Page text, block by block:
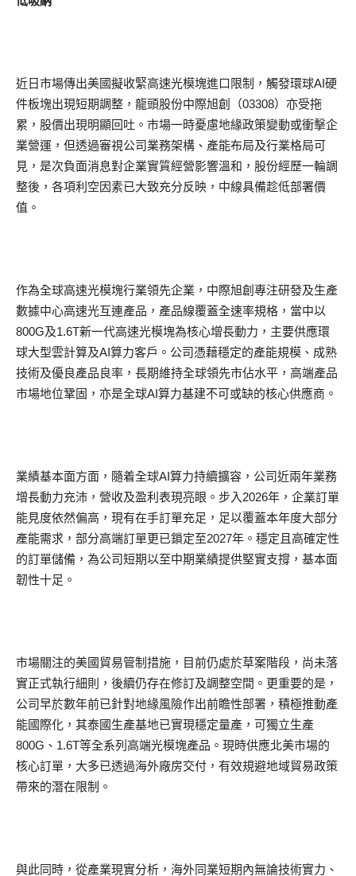
近日市場傳出美國擬收緊高速光模塊進口限制，觸發環球AI硬
件板塊出現短期調整，龍頭股份中際旭創（03308）亦受拖
累，股價出現明顯回吐。市場一時憂慮地緣政策變動或衝擊企
業營運，但透過審視公司業務架構、產能布局及行業格局可
見，是次負面消息對企業實質經營影響溫和，股份經歷一輪調
整後，各項利空因素已大致充分反映，中線具備趁低部署價
值。
作為全球高速光模塊行業領先企業，中際旭創專注研發及生產
數據中心高速光互連產品，產品線覆蓋全速率規格，當中以
800G及1.6T新一代高速光模塊為核心增長動力，主要供應環
球大型雲計算及AI算力客戶。公司憑藉穩定的產能規模、成熟
技術及優良產品良率，長期維持全球領先市佔水平，高端產品
市場地位鞏固，亦是全球AI算力基建不可或缺的核心供應商。
業績基本面方面，隨着全球AI算力持續擴容，公司近兩年業務
增長動力充沛，營收及盈利表現亮眼。步入2026年，企業訂單
能見度依然偏高，現有在手訂單充足，足以覆蓋本年度大部分
產能需求，部分高端訂單更已鎖定至2027年。穩定且高確定性
的訂單儲備，為公司短期以至中期業績提供堅實支撐，基本面
韌性十足。
市場關注的美國貿易管制措施，目前仍處於草案階段，尚未落
實正式執行細則，後續仍存在修訂及調整空間。更重要的是，
公司早於數年前已針對地緣風險作出前瞻性部署，積極推動產
能國際化，其泰國生產基地已實現穩定量產，可獨立生產
800G、1.6T等全系列高端光模塊產品。現時供應北美市場的
核心訂單，大多已透過海外廠房交付，有效規避地域貿易政策
帶來的潛在限制。
與此同時，從產業現實分析，海外同業短期內無論技術實力、